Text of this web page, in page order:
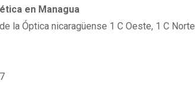
en Managua
la Óptica nicaragüense 1 C Oeste, 1 C